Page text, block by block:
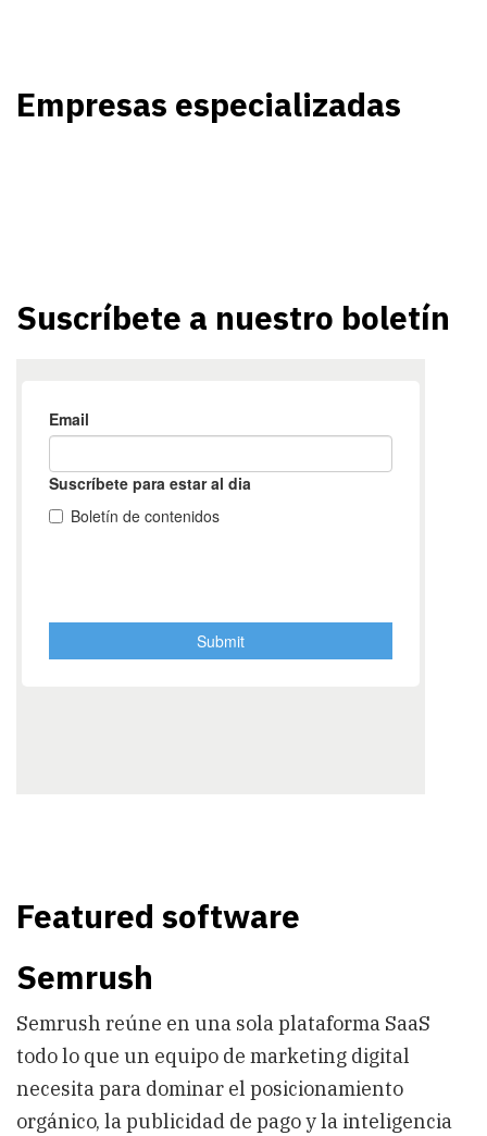
Empresas especializadas
Suscríbete a nuestro boletín
Featured software
Semrush
Semrush reúne en una sola plataforma SaaS
todo lo que un equipo de marketing digital
necesita para dominar el posicionamiento
orgánico, la publicidad de pago y la inteligencia